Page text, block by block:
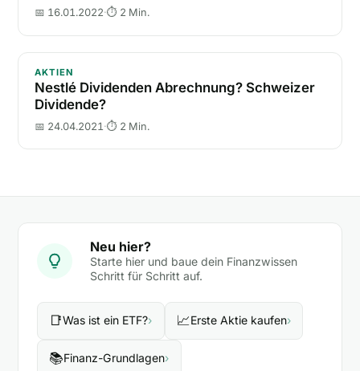
📅 16.01.2022·⏱ 2 Min.
Nestlé Dividenden Abrechnung? Schweizer
AKTIEN
Nestlé Dividenden Abrechnung? Schweizer
Dividende?
📅 24.04.2021 ·⏱ 2 Min.
Neu hier?
Starte hier und baue dein Finanzwissen
Schritt für Schritt auf.
📑Was ist ein ETF?› 📈Erste Aktie kaufen›
📚Finanz-Grundlagen›